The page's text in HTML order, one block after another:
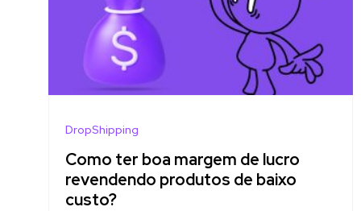
DropShipping
Como ter boa margem de lucro
revendendo produtos de baixo
custo?